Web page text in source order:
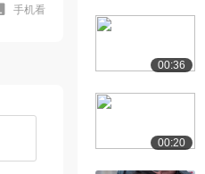
手机看
00:36
00:20